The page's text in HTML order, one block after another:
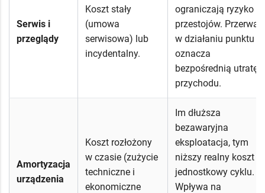
Serwis i
przeglądy
Koszt stały
(umowa
serwisowa) lub
incydentalny.
ograniczają ryzyko
przestojów. Przerwa
w działaniu punktu
oznacza
bezpośrednią utratę
przychodu.
Amortyzacja
urządzenia
Koszt rozłożony
w czasie (zużycie
techniczne i
ekonomiczne
Im dłuższa
bezawaryjna
eksploatacja, tym
niższy realny koszt
jednostkowy cyklu.
Wpływa na